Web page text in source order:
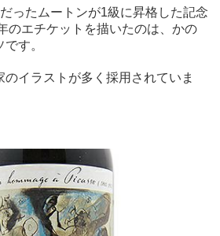
ったムートンが1級に昇格した記念
のエチケットを描いたのは、かの
す。
イラストが多く採用されていま